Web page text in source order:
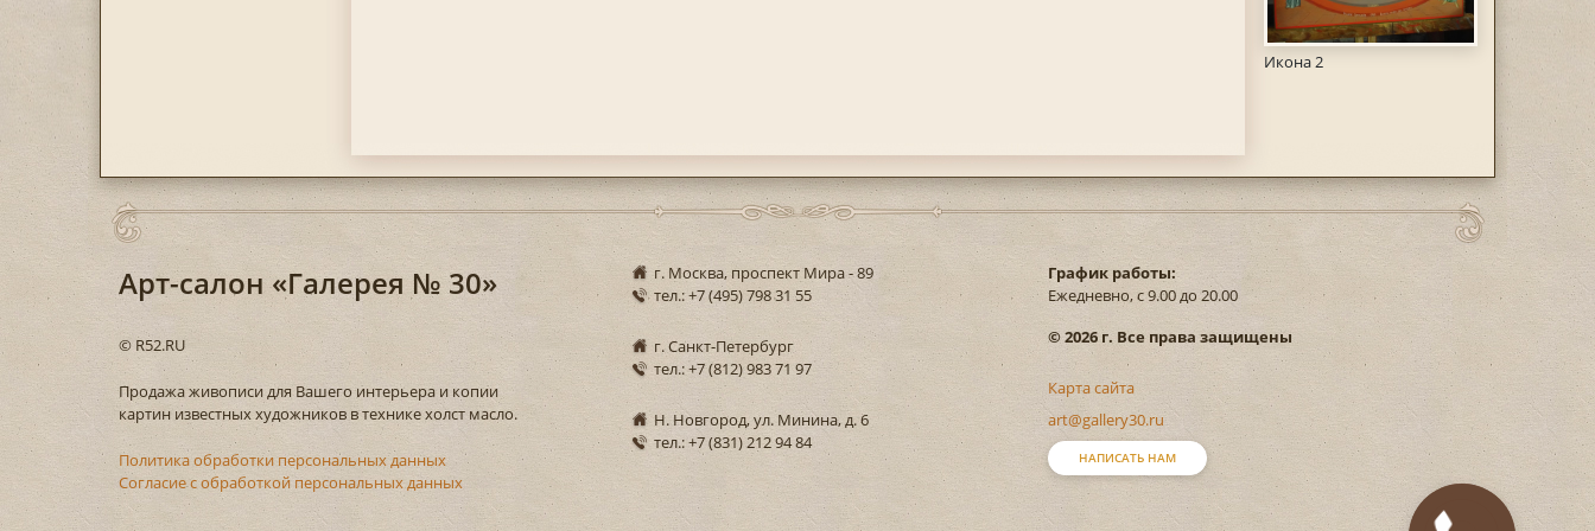
Икона 2
Арт-салон «Галерея № 30»
© R52.RU
Продажа живописи для Вашего интерьера и копии
картин известных художников в технике холст масло.
Политика обработки персональных данных
Согласие с обработкой персональных данных
г. Москва, проспект Мира - 89
тел.: +7 (495) 798 31 55
г. Санкт-Петербург
тел.: +7 (812) 983 71 97
Н. Новгород, ул. Минина, д. 6
тел.: +7 (831) 212 94 84
График работы:
Ежедневно, с 9.00 до 20.00
© 2026 г. Все права защищены
Карта сайта
art@gallery30.ru
НАПИСАТЬ НАМ